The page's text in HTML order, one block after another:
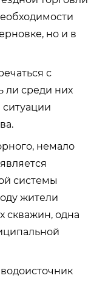
но и в
с
ли среди них
немало
системы
жители
скважин, одна